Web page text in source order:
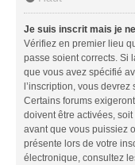
Je suis inscrit mais je
Vérifiez en premier lieu
passe soient corrects. Si
que vous avez spécifié
l’inscription, vous devrez
Certains forums
doivent être activées,
avant que vous puissiez
présente lors de votre
électronique, consultez